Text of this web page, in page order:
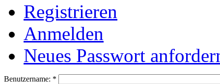
Registrieren
Anmelden
Neues Passwort
Benutzername: *